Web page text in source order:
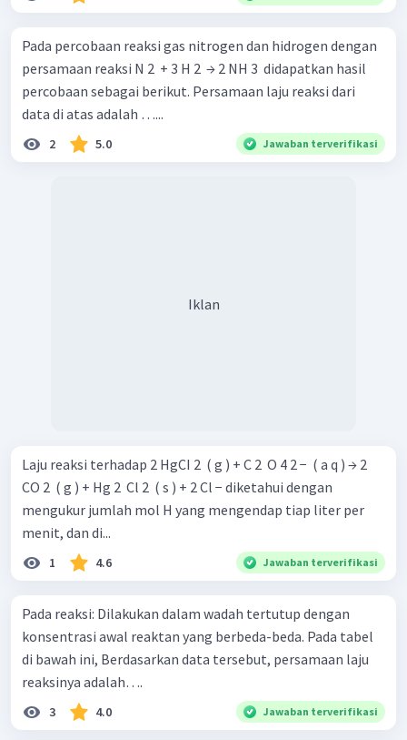
Pada percobaan reaksi gas nitrogen dan hidrogen dengan
persamaan reaksi N 2 ​ + 3 H 2 ​ → 2 NH 3 ​ didapatkan hasil
percobaan sebagai berikut. Persamaan laju reaksi dari
data di atas adalah …...
2 5.0 Jawaban terverifikasi
Iklan
Laju reaksi terhadap 2 HgCI 2 ​ ( g ) + C 2 ​ O 4 2 − ​ ( a q ) → 2
CO 2 ​ ( g ) + Hg 2 ​ Cl 2 ​ ( s ) + 2 Cl − diketahui dengan
mengukur jumlah mol H yang mengendap tiap liter per
menit, dan di...
1 4.6 Jawaban terverifikasi
Pada reaksi: Dilakukan dalam wadah tertutup dengan
konsentrasi awal reaktan yang berbeda-beda. Pada tabel
di bawah ini, Berdasarkan data tersebut, persamaan laju
reaksinya adalah….
3 4.0 Jawaban terverifikasi